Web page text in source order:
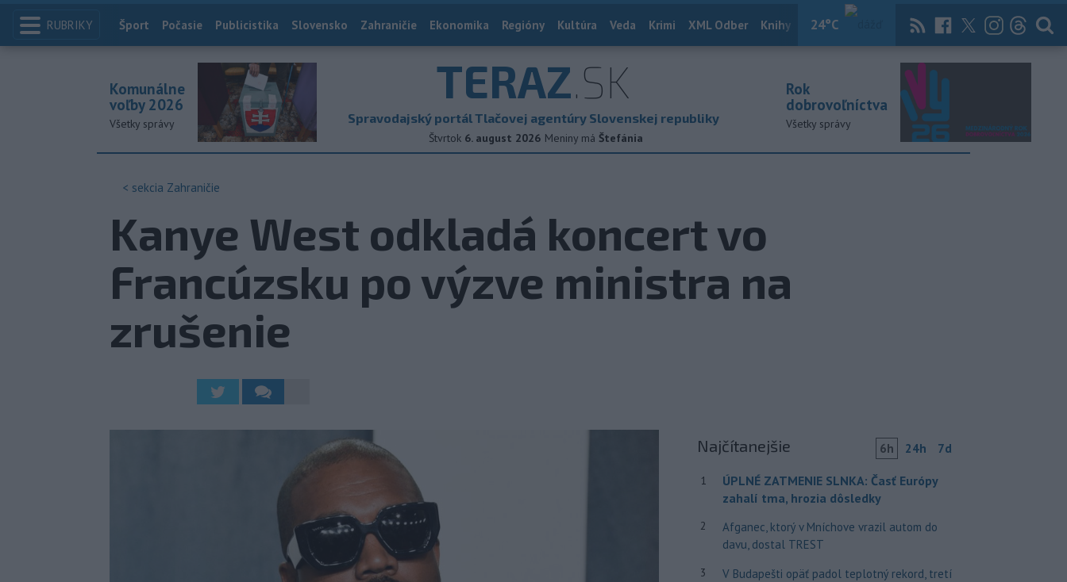
RUBRIKY 24°C
Index
Šport Počasie Publicistika Slovensko Zahraničie Ekonomika Regióny Kultúra Veda Krimi XML Odber Knihy Útulkovo Magazín News Now Archív
TERAZ.SK
Spravodajský portál Tlačovej agentúry Slovenskej republiky
Štvrtok 6. august 2026 Meniny má Štefánia
Komunálne
voľby 2026
Všetky správy
Rok
dobrovoľníctva
Všetky správy
< sekcia Zahraničie
Kanye West odkladá koncert vo
Francúzsku po výzve ministra na
zrušenie
Najčítanejšie 6h 24h 7d
1
ÚPLNÉ ZATMENIE SLNKA: Časť Európy
zahalí tma, hrozia dôsledky
2
Afganec, ktorý v Mníchove vrazil autom do
davu, dostal TREST
3
V Budapešti opäť padol teplotný rekord, tretí